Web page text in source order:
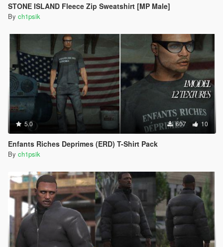
STONE ISLAND Fleece Zip Sweatshirt [MP Male]
By ch1psik
5.0 607 10
Enfants Riches Deprimes (ERD) T-Shirt Pack
By ch1psik